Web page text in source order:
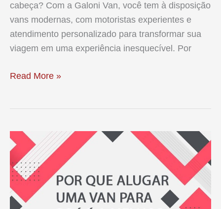
cabeça? Com a Galoni Van, você tem à disposição
vans modernas, com motoristas experientes e
atendimento personalizado para transformar sua
viagem em uma experiência inesquecível. Por
Aluguel
Campos
do
Jordão
Read More »